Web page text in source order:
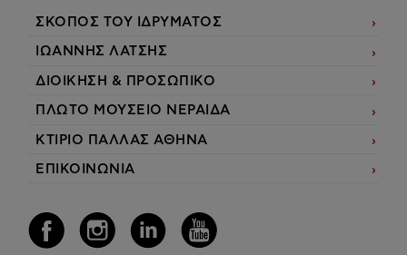
ΣΚΟΠΟΣ ΤΟΥ ΙΔΡΥΜΑΤΟΣ
ΙΩΑΝΝΗΣ ΛΑΤΣΗΣ
ΔΙΟΙΚΗΣΗ & ΠΡΟΣΩΠΙΚΟ
ΠΛΩΤΟ ΜΟΥΣΕΙΟ ΝΕΡΑΙΔΑ
ΚΤΙΡΙΟ ΠΑΛΛΑΣ ΑΘΗΝΑ
ΕΠΙΚΟΙΝΩΝΙΑ